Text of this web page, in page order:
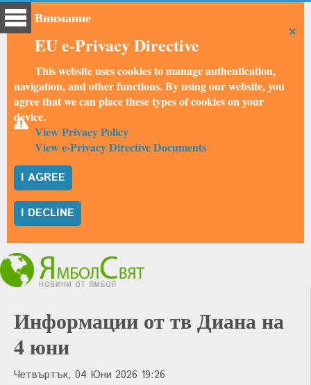
×
Внимание
EU e-Privacy Directive
This website uses cookies to manage authentication,
navigation, and other functions. By using our website, you
agree that we can place these types of cookies on your
device.
View Privacy Policy
View e-Privacy Directive Documents
I AGREE
I DECLINE
Информации от тв Диана на
4 юни
Четвъртък, 04 Юни 2026 19:26